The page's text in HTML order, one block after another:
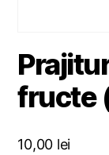
fructe
10,00 lei